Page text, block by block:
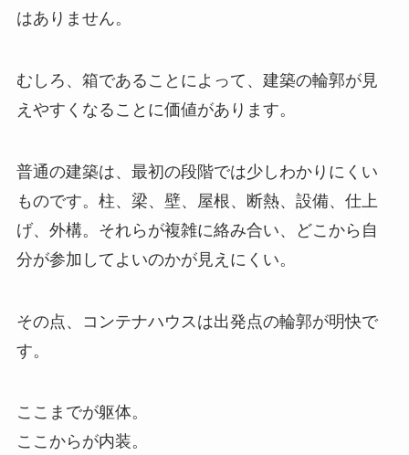
はありません。
むしろ、箱であることによって、建築の輪郭が見
えやすくなることに価値があります。
普通の建築は、最初の段階では少しわかりにくい
ものです。柱、梁、壁、屋根、断熱、設備、仕上
げ、外構。それらが複雑に絡み合い、どこから自
分が参加してよいのかが見えにくい。
その点、コンテナハウスは出発点の輪郭が明快で
す。
ここまでが躯体。
ここからが内装。